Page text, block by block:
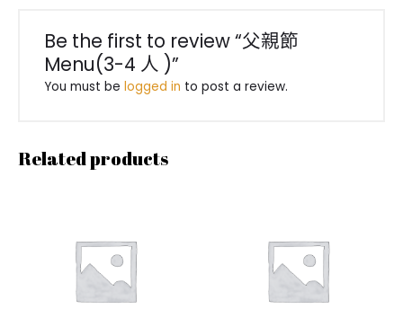
Be the first to review “⽗親節
Menu(3-4 ⼈ )”
You must belogged in to post a review.
Related products